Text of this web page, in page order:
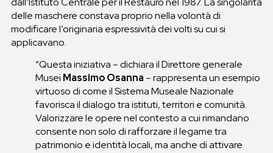
delle maschere constava proprio nella volontà di
modificare l’originaria espressività dei volti su cui si
applicavano.
“Questa iniziativa – dichiara il Direttore generale
Musei Massimo Osanna – rappresenta un esempio
virtuoso di come il Sistema Museale Nazionale
favorisca il dialogo tra istituti, territori e comunità.
Valorizzare le opere nel contesto a cui rimandano
consente non solo di rafforzare il legame tra
patrimonio e identità locali, ma anche di attivare